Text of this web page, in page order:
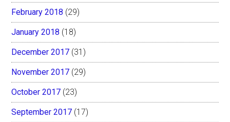
February 2018 (29)
January 2018 (18)
December 2017 (31)
November 2017 (29)
October 2017 (23)
September 2017 (17)